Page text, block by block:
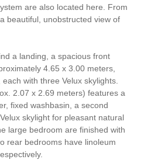
are also located here. From
beautiful, unobstructed view of
a landing, a spacious front
4.65 x 3.00 meters,
with three Velux skylights.
2.07 x 2.69 meters) features a
fixed washbasin, a second
skylight for pleasant natural
large bedroom are finished with
rear bedrooms have linoleum